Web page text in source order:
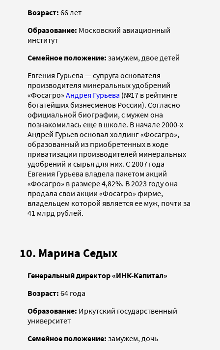
Возраст: 66 лет
Образование: Московский авиационный
институт
Семейное положение: замужем, двое детей
Евгения Гурьева — супруга основателя
производителя минеральных удобрений
«Фосагро» Андрея Гурьева (№17 в рейтинге
богатейших бизнесменов России). Согласно
официальной биографии, с мужем она
познакомилась еще в школе. В начале 2000-х
Андрей Гурьев основал холдинг «Фосагро»,
образованный из приобретенных в ходе
приватизации производителей минеральных
удобрений и сырья для них. С 2007 года
Евгения Гурьева владела пакетом акций
«Фосагро» в размере 4,82%. В 2023 году она
продала свои акции «Фосагро» фирме,
владельцем которой является ее муж, почти за
41 млрд рублей.
10. Марина Седых
Генеральный директор «ИНК-Капитал»
Возраст: 64 года
Образование: Иркутский государственный
университет
Семейное положение: замужем, дочь